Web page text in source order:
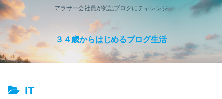
アラサー会社員が雑記ブログにチャレンジ
３４歳からはじめるブログ生活
IT